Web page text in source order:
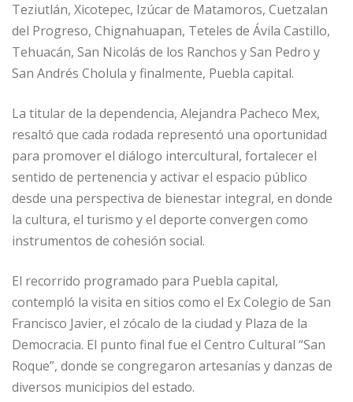
Teziutlán, Xicotepec, Izúcar de Matamoros, Cuetzalan
del Progreso, Chignahuapan, Teteles de Ávila Castillo,
Tehuacán, San Nicolás de los Ranchos y San Pedro y
San Andrés Cholula y finalmente, Puebla capital.
La titular de la dependencia, Alejandra Pacheco Mex,
resaltó que cada rodada representó una oportunidad
para promover el diálogo intercultural, fortalecer el
sentido de pertenencia y activar el espacio público
desde una perspectiva de bienestar integral, en donde
la cultura, el turismo y el deporte convergen como
instrumentos de cohesión social.
El recorrido programado para Puebla capital,
contempló la visita en sitios como el Ex Colegio de San
Francisco Javier, el zócalo de la ciudad y Plaza de la
Democracia. El punto final fue el Centro Cultural “San
Roque”, donde se congregaron artesanías y danzas de
diversos municipios del estado.